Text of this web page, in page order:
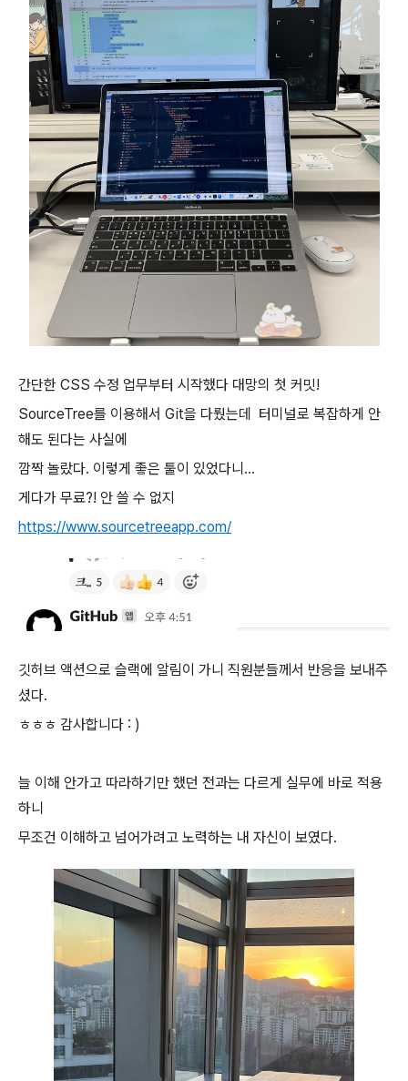
간단한 CSS 수정 업무부터 시작했다 대망의 첫 커밋!
SourceTree를 이용해서 Git을 다뤘는데 터미널로 복잡하게 안
해도 된다는 사실에
깜짝 놀랐다. 이렇게 좋은 툴이 있었다니...
게다가 무료?! 안 쓸 수 없지
https://www.sourcetreeapp.com/
깃허브 액션으로 슬랙에 알림이 가니 직원분들께서 반응을 보내주
셨다.
ㅎㅎㅎ 감사합니다 : )
늘 이해 안가고 따라하기만 했던 전과는 다르게 실무에 바로 적용
하니
무조건 이해하고 넘어가려고 노력하는 내 자신이 보였다.